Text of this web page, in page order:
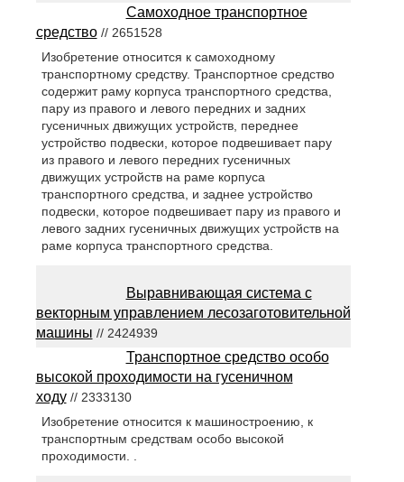
Самоходное транспортное
средство// 2651528
Изобретение относится к самоходному
транспортному средству. Транспортное средство
содержит раму корпуса транспортного средства,
пару из правого и левого передних и задних
гусеничных движущих устройств, переднее
устройство подвески, которое подвешивает пару
из правого и левого передних гусеничных
движущих устройств на раме корпуса
транспортного средства, и заднее устройство
подвески, которое подвешивает пару из правого и
левого задних гусеничных движущих устройств на
раме корпуса транспортного средства.
Выравнивающая система с
векторным управлением лесозаготовительной
машины // 2424939
Транспортное средство особо
высокой проходимости на гусеничном
ходу// 2333130
Изобретение относится к машиностроению, к
транспортным средствам особо высокой
проходимости. .